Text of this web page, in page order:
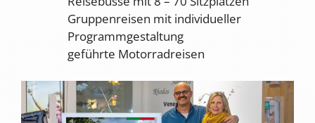
Gruppenreisen mit individueller
Programmgestaltung
geführte Motorradreisen